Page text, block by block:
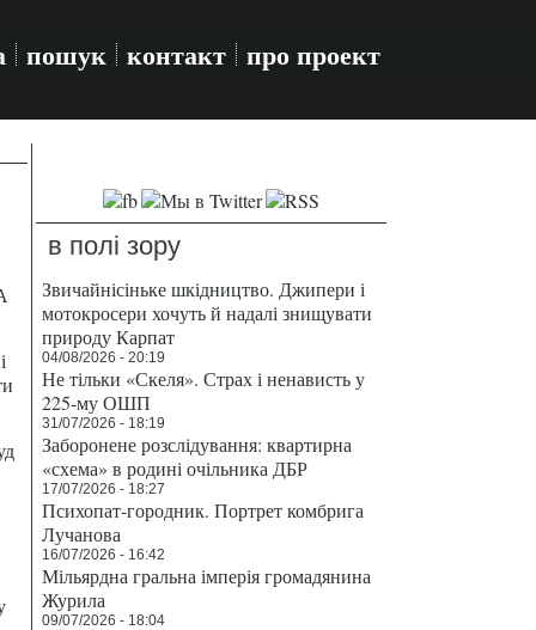
пошук контакт про проект
в полі зору
Звичайнісіньке шкідництво. Джипери і
мотокросери хочуть й надалі знищувати
природу Карпат
04/08/2026 - 20:19
Не тільки «Скеля». Страх і ненависть у
225-му ОШП
31/07/2026 - 18:19
Заборонене розслідування: квартирна
«схема» в родині очільника ДБР
17/07/2026 - 18:27
Психопат-городник. Портрет комбрига
Лучанова
16/07/2026 - 16:42
Мільярдна гральна імперія громадянина
Журила
09/07/2026 - 18:04